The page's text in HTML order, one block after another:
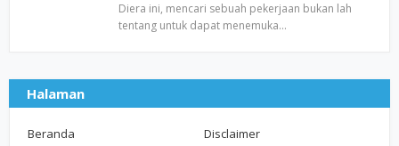
Diera ini, mencari sebuah pekerjaan bukan lah
tentang untuk dapat menemuka…
Halaman
Beranda
Disclaimer